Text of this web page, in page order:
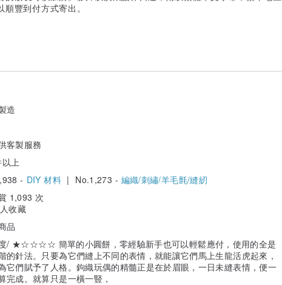
豐到付方式寄出。
造
客製服務
上
- DIY 材料 | No.1,273 - 編織/刺繡/羊毛氈/縫紉
1,093 次
收藏
品
/ ★☆☆☆☆ 簡單的小圓餅，零經驗新手也可以輕鬆應付，使用的全是
的針法。只要為它們縫上不同的表情，就能讓它們馬上生龍活虎起來，
它們賦予了人格。鉤織玩偶的精髓正是在於眉眼，一日未縫表情，便一
完成。就算只是一橫一豎，